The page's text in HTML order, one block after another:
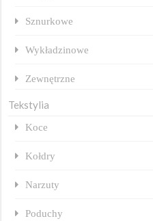
Sznurkowe
Wykładzinowe
Zewnętrzne
Tekstylia
Koce
Kołdry
Narzuty
Poduchy